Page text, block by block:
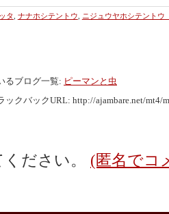
タ ナナホシテントウ
ニジュウヤホシテントウ
るブログ一覧: ピーマンと虫
ックバックURL: http://ajambare.net/mt4/
ください。 (匿名でコ